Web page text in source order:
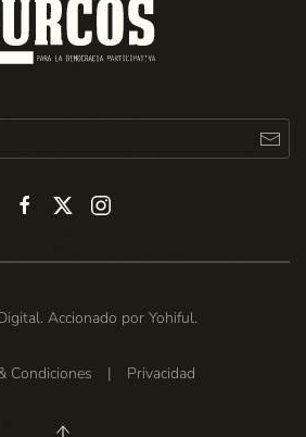
Accionado por Yohiful.
Condiciones | Privacidad